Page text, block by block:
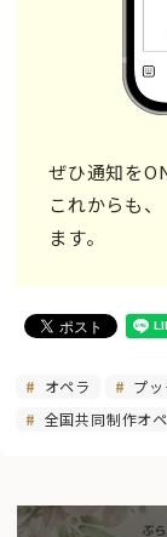
ぜひ通知を
これからも
ます。
オペラ プ
全国共同制作オ